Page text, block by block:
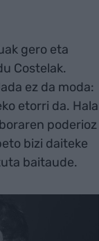
gero eta
Costelak.
ez da moda:
etorri da. Hala
poderioz
bizi daiteke
baitaude.